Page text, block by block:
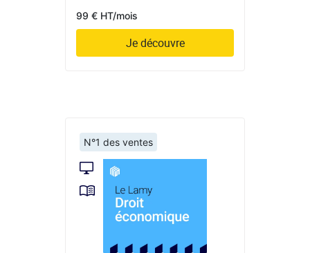
99 € HT/mois
Je découvre
N°1 des ventes